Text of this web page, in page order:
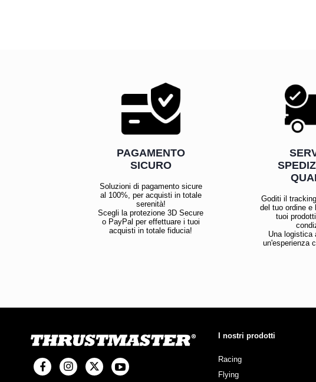
PAGAMENTO
SICURO
Soluzioni di pagamento sicure
al 100%, per acquisti in totale
serenità!
Scegli la protezione 3D Secure
o PayPal per effettuare i tuoi
acquisti in totale fiducia!
Goditi il
del tuo ordine e
tuoi
Una logistica
un'esperienza
I nostri prodotti
Racing
Flying